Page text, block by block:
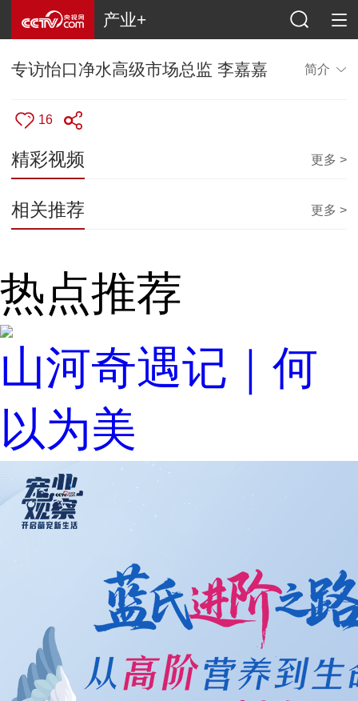
产业+
专访怡口净水高级市场总监 李嘉嘉 简介
16
精彩视频 更多 >
相关推荐 更多 >
热点推荐
山河奇遇记｜何
以为美